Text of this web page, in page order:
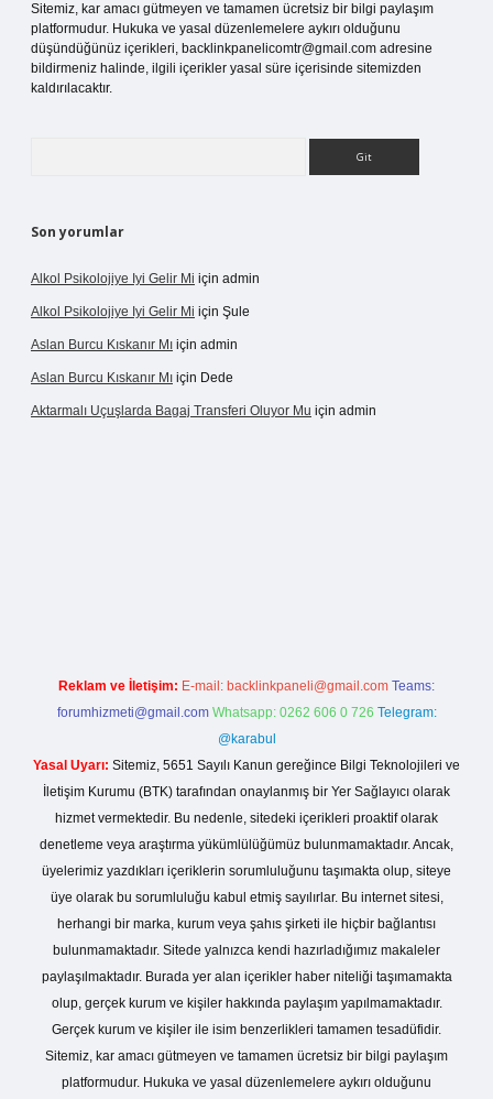
Sitemiz, kar amacı gütmeyen ve tamamen ücretsiz bir bilgi paylaşım
platformudur. Hukuka ve yasal düzenlemelere aykırı olduğunu
düşündüğünüz içerikleri, backlinkpanelicomtr@gmail.com adresine
bildirmeniz halinde, ilgili içerikler yasal süre içerisinde sitemizden
kaldırılacaktır.
Son yorumlar
Alkol Psikolojiye Iyi Gelir Mi için admin
Alkol Psikolojiye Iyi Gelir Mi için Şule
Aslan Burcu Kıskanır Mı için admin
Aslan Burcu Kıskanır Mı için Dede
Aktarmalı Uçuşlarda Bagaj Transferi Oluyor Mu için admin
Reklam ve İletişim: E-mail: backlinkpaneli@gmail.com Teams:
forumhizmeti@gmail.com Whatsapp: 0262 606 0 726 Telegram:
@karabul
Yasal Uyarı: Sitemiz, 5651 Sayılı Kanun gereğince Bilgi Teknolojileri ve
İletişim Kurumu (BTK) tarafından onaylanmış bir Yer Sağlayıcı olarak
hizmet vermektedir. Bu nedenle, sitedeki içerikleri proaktif olarak
denetleme veya araştırma yükümlülüğümüz bulunmamaktadır. Ancak,
üyelerimiz yazdıkları içeriklerin sorumluluğunu taşımakta olup, siteye
üye olarak bu sorumluluğu kabul etmiş sayılırlar. Bu internet sitesi,
herhangi bir marka, kurum veya şahıs şirketi ile hiçbir bağlantısı
bulunmamaktadır. Sitede yalnızca kendi hazırladığımız makaleler
paylaşılmaktadır. Burada yer alan içerikler haber niteliği taşımamakta
olup, gerçek kurum ve kişiler hakkında paylaşım yapılmamaktadır.
Gerçek kurum ve kişiler ile isim benzerlikleri tamamen tesadüfidir.
Sitemiz, kar amacı gütmeyen ve tamamen ücretsiz bir bilgi paylaşım
platformudur. Hukuka ve yasal düzenlemelere aykırı olduğunu